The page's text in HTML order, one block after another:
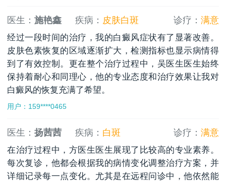
医生：施艳鑫 疾病： 皮肤白斑 诊疗： 满意
经过一段时间的治疗，我的白癜风症状有了显著改善。
皮肤色素恢复的区域逐渐扩大，检测指标也显示病情得
到了有效控制。更在整个治疗过程中，吴医生医生始终
保持着耐心和同理心，他的专业态度和治疗效果让我对
白癜风的恢复充满了希望。
用户：159****0465
医生：扬茜茜 疾病： 白斑 诊疗： 满意
在治疗过程中，方医生医生展现了比较高的专业素养。
每次复诊，他都会根据我的病情变化调整治疗方案，并
详细记录每一点变化。尤其是在远程问诊中，他依然能